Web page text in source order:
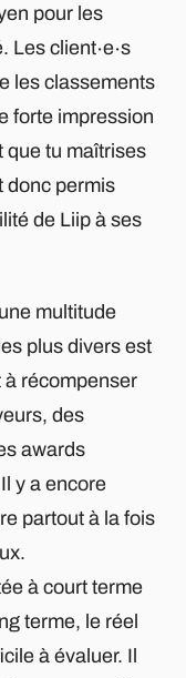
pour les
Les client∙e∙s
les classements
forte impression
que tu maîtrises
donc permis
de Liip à ses
multitude
plus divers est
à récompenser
des
awards
y a encore
partout à la fois
à court terme
terme, le réel
à évaluer. Il